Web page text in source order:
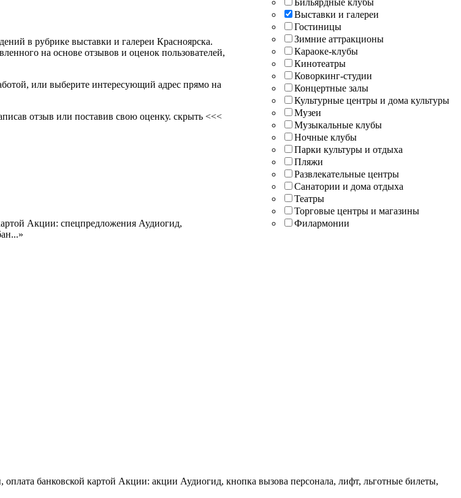
Бильярдные клубы
Выставки и галереи
Гостиницы
Зимние аттракционы
Караоке-клубы
Кинотеатры
Коворкинг-студии
Концертные залы
Культурные центры и дома культуры
Музеи
Музыкальные клубы
Ночные клубы
Парки культуры и отдыха
Пляжи
Развлекательные центры
Санатории и дома отдыха
Театры
Торговые центры и магазины
Филармонии
в рубрике выставки и галереи Красноярска.
на основе отзывов и оценок пользователей,
или выберите интересующий адрес прямо на
отзыв или поставив свою оценку. скрыть <<<
Акции: спецпредложения Аудиогид,
банковской картой Акции: акции Аудиогид, кнопка вызова персонала, лифт, льготные билеты,